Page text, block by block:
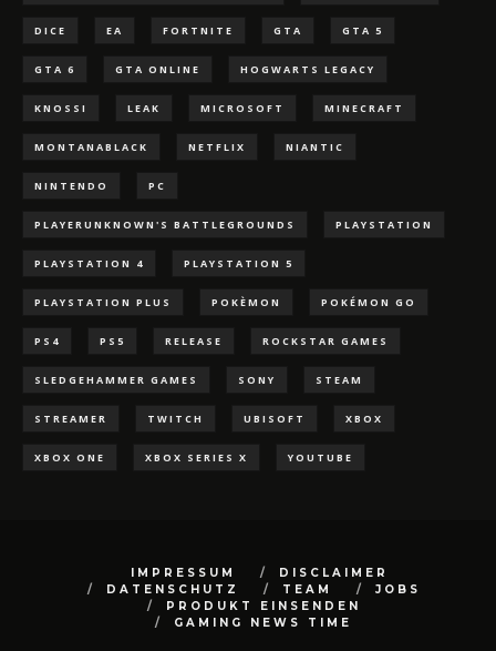
DICE EA FORTNITE GTA GTA 5
GTA 6 GTA ONLINE HOGWARTS LEGACY
KNOSSI LEAK MICROSOFT MINECRAFT
MONTANABLACK NETFLIX NIANTIC
NINTENDO PC
PLAYERUNKNOWN'S BATTLEGROUNDS PLAYSTATION
PLAYSTATION 4 PLAYSTATION 5
PLAYSTATION PLUS POKÈMON POKÉMON GO
PS4 PS5 RELEASE ROCKSTAR GAMES
SLEDGEHAMMER GAMES SONY STEAM
STREAMER TWITCH UBISOFT XBOX
XBOX ONE XBOX SERIES X YOUTUBE
IMPRESSUM
DISCLAIMER
DATENSCHUTZ
TEAM
JOBS
PRODUKT EINSENDEN
GAMING NEWS TIME